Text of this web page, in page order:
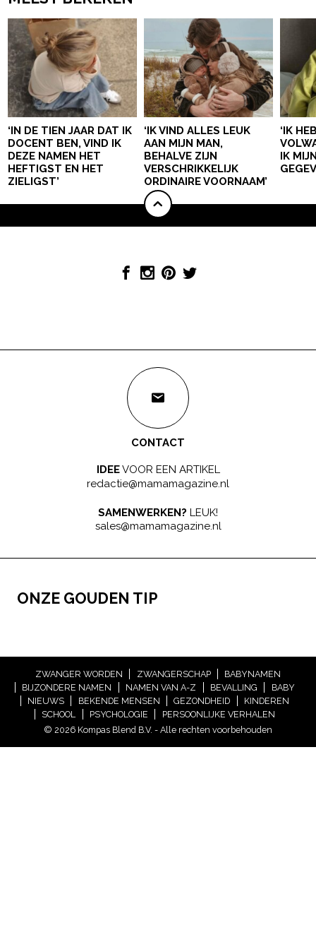
‘IN DE TIEN JAAR DAT IK
DOCENT BEN, VIND IK
DEZE NAMEN HET
HEFTIGST EN HET
ZIELIGST’
‘IK VIND ALLES LEUK
AAN MIJN MAN,
BEHALVE ZIJN
VERSCHRIKKELIJK
ORDINAIRE VOORNAAM’
‘IK
IK
CONTACT
IDEEVOOR EEN ARTIKEL
redactie@mamamagazine.nl
SAMENWERKEN? LEUK!
sales@mamamagazine.nl
ONZE GOUDEN TIP
ZWANGER WORDEN ZWANGERSCHAP
BABYNAMEN
BIJZONDERE NAMEN
NAMEN VAN A-Z BEVALLING
BABY
NIEUWS
BEKENDE MENSEN GEZONDHEID
KINDEREN
SCHOOL
PSYCHOLOGIE
PERSOONLIJKE VERHALEN
© 2026 Kompas Blend B.V. - Alle rechten voorbehouden